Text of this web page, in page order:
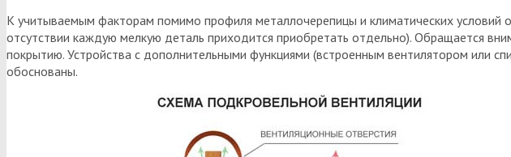
К учитываемым факторам помимо профиля металлочерепицы и климатических условий
отсутствии каждую мелкую деталь приходится приобретать отдельно). Обращается
покрытию. Устройства с дополнительными функциями (встроенным вентилятором
обоснованы.